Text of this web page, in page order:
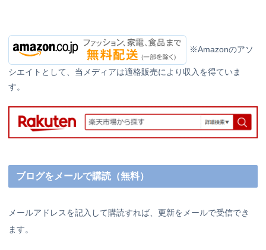
※Amazonのアソ
シエイトとして、当メディアは適格販売により収入を得ていま
す。
ブログをメールで購読（無料）
メールアドレスを記入して購読すれば、更新をメールで受信でき
ます。